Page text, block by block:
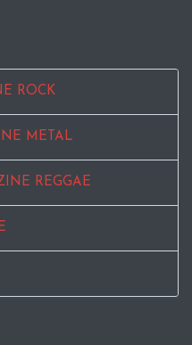
ROCK
METAL
REGGAE